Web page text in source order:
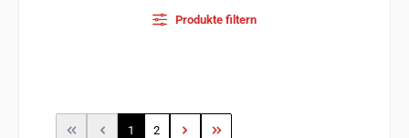
Produkte filtern
Seite
1 Seite
2